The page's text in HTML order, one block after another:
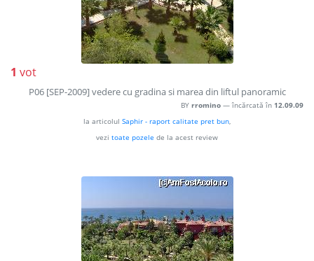
1 vot
P06 [SEP-2009] vedere cu gradina si marea din liftul panoramic
BY rromino — încărcată în 12.09.09
la articolul Saphir - raport calitate pret bun,
vezi toate pozele de la acest review